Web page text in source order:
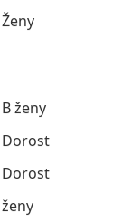
Ženy
B ženy
Dorost
Dorost
ženy